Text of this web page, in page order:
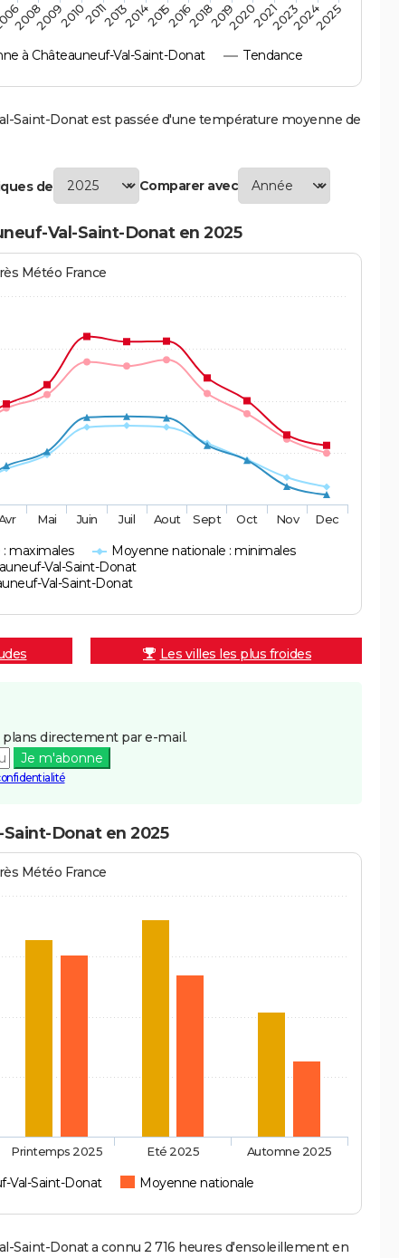
à Châteauneuf-Val-Saint-Donat Tendance
2014
20082009201020112013 201520162018201920202021202320242025
Saint-Donat est passée d'une température moyenne de
de Comparer avec
Val-Saint-Donat en 2025
Météo France
maximales
Moyenne nationale : minimales
Val-Saint-Donat
Val-Saint-Donat
Mai Juin Juil Aout Sept Oct Nov Dec
Les villes les plus froides
directement par e-mail.
Je m'abonne
Donat en 2025
Météo France
Val-Saint-Donat Moyenne nationale
Printemps 2025 Eté 2025 Automne 2025
Saint-Donat a connu 2 716 heures d'ensoleillement en